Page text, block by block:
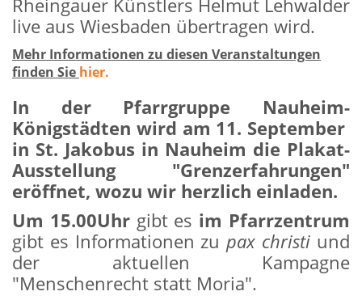
Rheingauer Künstlers Helmut Lehwalder
live aus Wiesbaden übertragen wird.
Mehr Informationen zu diesen Veranstaltungen
finden Sie hier.
In der Pfarrgruppe Nauheim-
Königstädten wird am 11. September
in St. Jakobus in Nauheim die Plakat-
Ausstellung "Grenzerfahrungen"
eröffnet, wozu wir herzlich einladen.
Um 15.00Uhr gibt es im Pfarrzentrum
gibt es Informationen zupax christi und
der aktuellen Kampagne
"Menschenrecht statt Moria".